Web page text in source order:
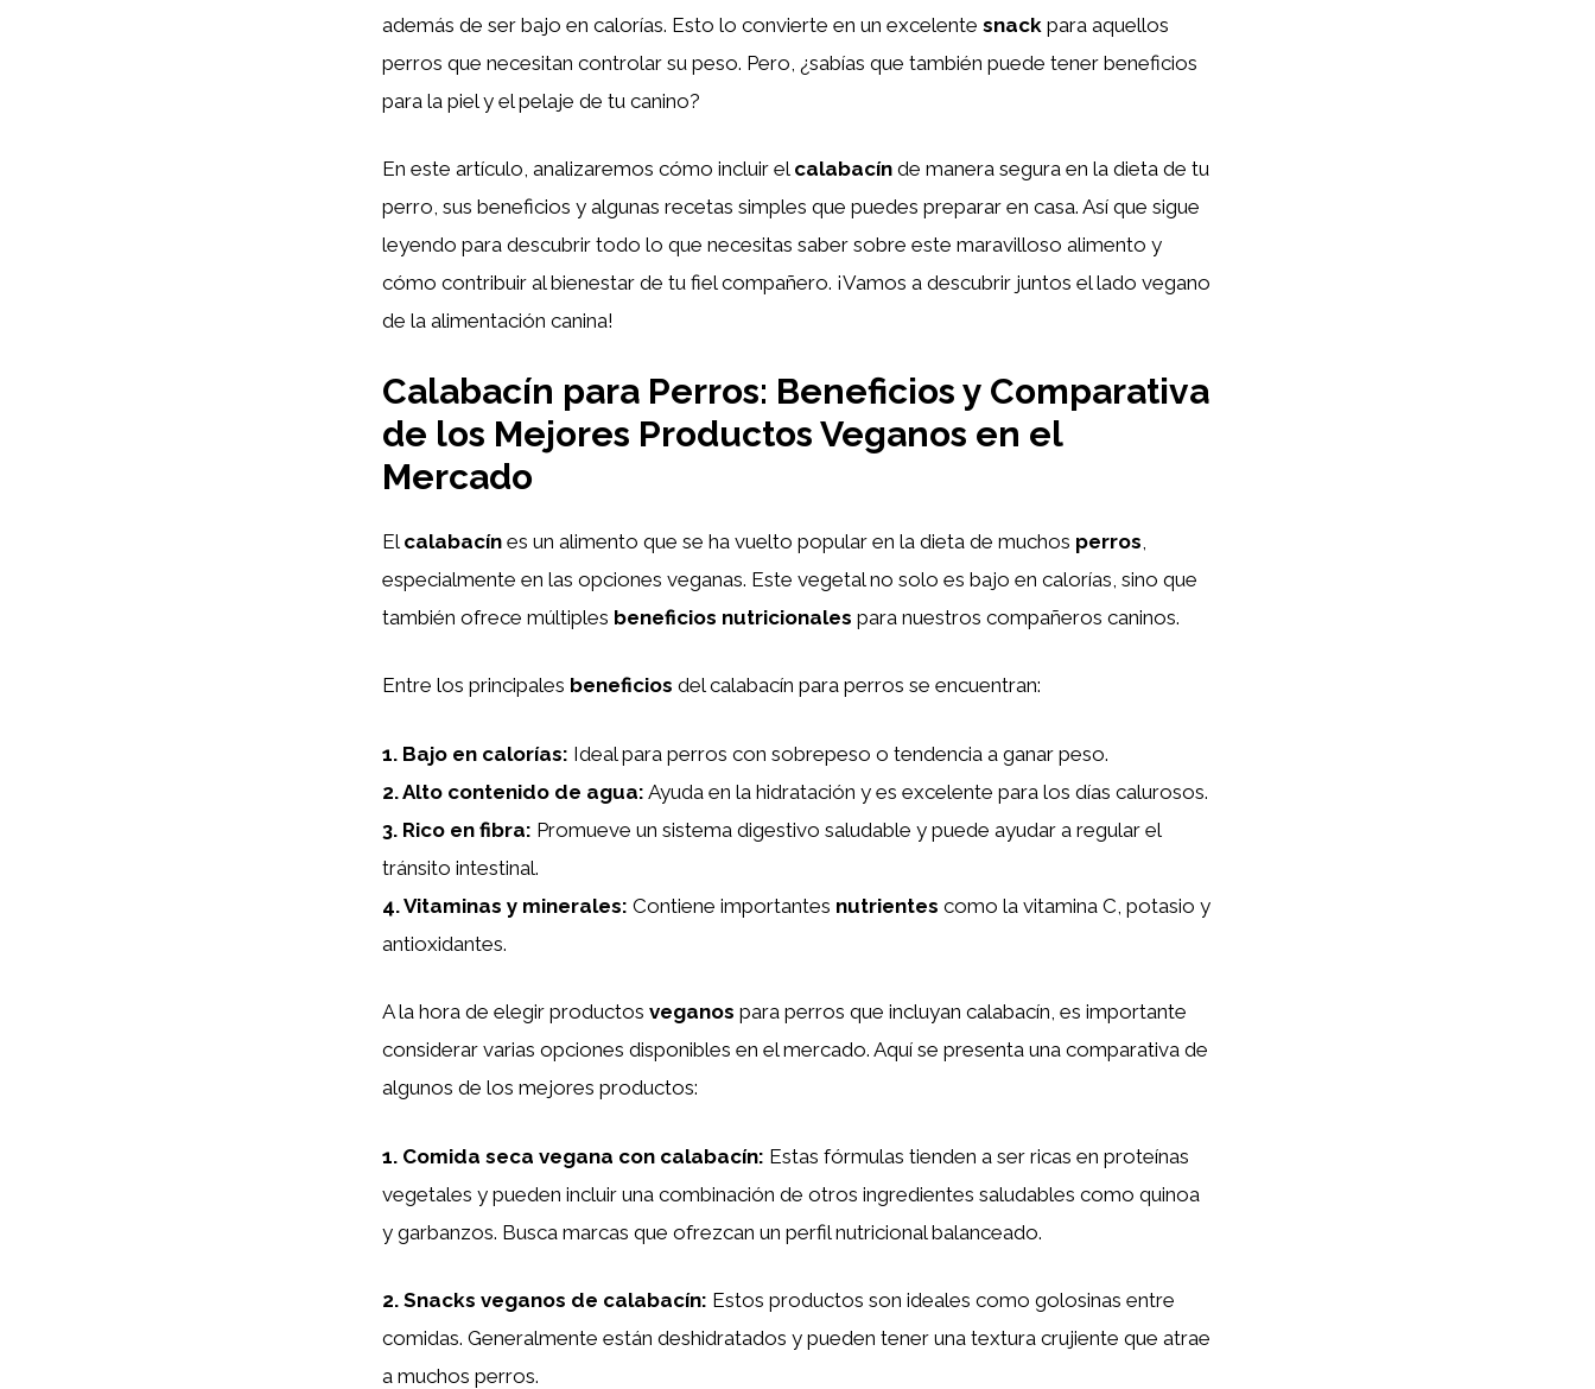
además de ser bajo en calorías. Esto lo convierte en un excelente snack para aquellos
perros que necesitan controlar su peso. Pero, ¿sabías que también puede tener beneficios
para la piel y el pelaje de tu canino?
En este artículo, analizaremos cómo incluir el calabacín de manera segura en la dieta de tu
perro, sus beneficios y algunas recetas simples que puedes preparar en casa. Así que sigue
leyendo para descubrir todo lo que necesitas saber sobre este maravilloso alimento y
cómo contribuir al bienestar de tu fiel compañero. ¡Vamos a descubrir juntos el lado vegano
de la alimentación canina!
Calabacín para Perros: Beneficios y Comparativa
de los Mejores Productos Veganos en el
Mercado
El calabacín es un alimento que se ha vuelto popular en la dieta de muchos perros
especialmente en las opciones veganas. Este vegetal no solo es bajo en calorías, sino que
también ofrece múltiples beneficios nutricionales para nuestros compañeros caninos.
Entre los principales beneficios del calabacín para perros se encuentran:
1. Bajo en calorías: Ideal para perros con sobrepeso o tendencia a ganar peso.
2.Alto contenido de agua: Ayuda en la hidratación y es excelente para los días calurosos.
3. Rico en fibra: Promueve un sistema digestivo saludable y puede ayudar a regular el
tránsito intestinal.
4.Vitaminas y minerales: Contiene importantes nutrientes como la vitamina C, potasio y
antioxidantes.
A la hora de elegir productos veganos para perros que incluyan calabacín, es importante
considerar varias opciones disponibles en el mercado. Aquí se presenta una comparativa de
algunos de los mejores productos:
1. Comida seca vegana con calabacín: Estas fórmulas tienden a ser ricas en proteínas
vegetales y pueden incluir una combinación de otros ingredientes saludables como quinoa
y garbanzos. Busca marcas que ofrezcan un perfil nutricional balanceado.
2. Snacks veganos de calabacín: Estos productos son ideales como golosinas entre
comidas. Generalmente están deshidratados y pueden tener una textura crujiente que atrae
a muchos perros.